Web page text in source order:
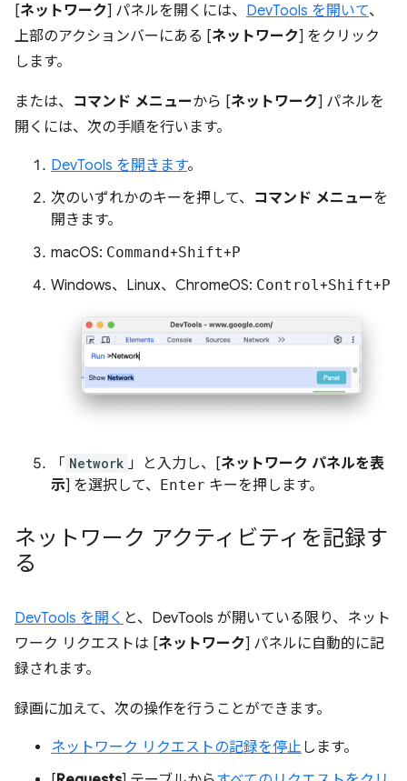
[ネットワーク] パネルを開くには、 DevTools を開いて、
上部のアクションバーにある [ネットワーク] をクリック
します。
または、 コマンド メニューから [ネットワーク] パネルを
開くには、次の手順を行います。
DevTools を開きます。
次のいずれかのキーを押して、 コマンド メニューを
開きます。
macOS: Command+Shift+P
Windows、Linux、ChromeOS: Control+Shift+P
「 Network 」と入力し、[ネットワーク パネルを表
示] を選択して、 Enter キーを押します。
ネットワーク アクティビティを記録す
る
DevTools を開く と、DevTools が開いている限り、ネット
ワーク リクエストは [ネットワーク] パネルに自動的に記
録されます。
録画に加えて、次の操作を行うことができます。
ネットワーク リクエストの記録を停止 します。